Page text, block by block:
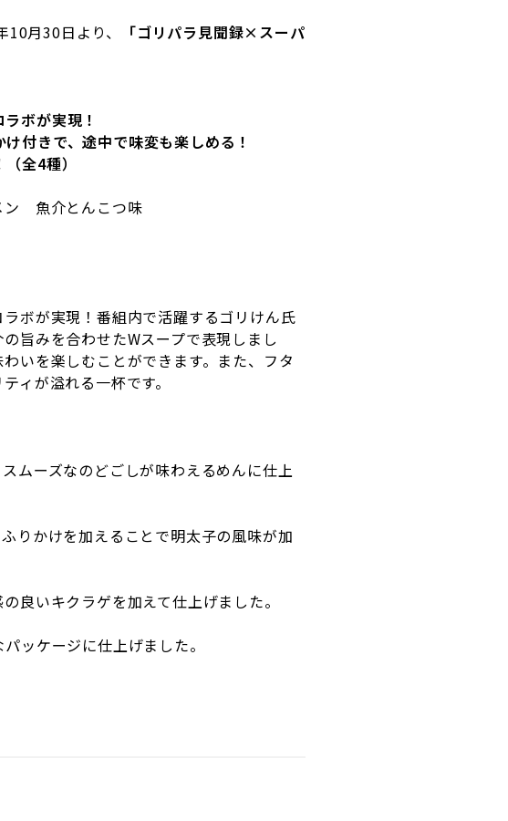
10月30日より、
「ゴリパラ見聞録×スーパ
ボが実現！
付きで、途中で味変も楽しめる！
（全4種）
魚介とんこつ味
ボが実現！番組内で活躍するゴリけん氏
旨みを合わせたWスープで表現しまし
いを楽しむことができます。また、フタ
ィが溢れる一杯です。
ムーズなのどごしが味わえるめんに仕上
りかけを加えることで明太子の風味が加
良いキクラゲを加えて仕上げました。
ッケージに仕上げました。